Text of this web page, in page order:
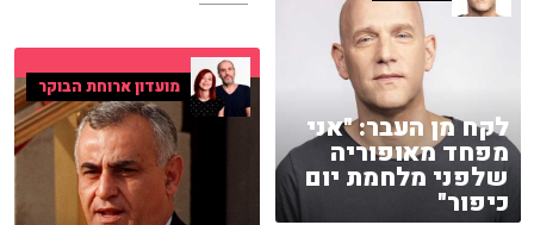
לקח מן העבר: "אני
מפחד מאופוריה
שלפני מלחמת יום
כיפור"
מועדון ארוחת הבוקר